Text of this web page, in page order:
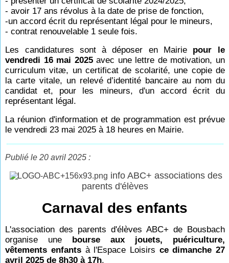
- avoir 17 ans révolus à la date de prise de fonction,
-un accord écrit du représentant légal pour le mineurs,
- contrat renouvelable 1 seule fois.
Les candidatures sont à déposer en Mairie pour le
vendredi 16 mai 2025avec une lettre de motivation, un
curriculum vitæ, un certificat de scolarité, une copie de
la carte vitale, un relevé d’identité bancaire au nom du
candidat et, pour les mineurs, d'un accord écrit du
représentant légal.
La réunion d'information et de programmation est prévue
le vendredi 23 mai 2025 à 18 heures en Mairie.
Publié le 20 avril 2025 :
info ABC+ associations des
parents d'élèves
Carnaval des enfants
L'association des parents d'élèves ABC+ de Bousbach
organise une bourse aux jouets, puériculture,
vêtements enfantsà l'Espace Loisirs ce dimanche 27
avril 2025 de 8h30 à 17h.